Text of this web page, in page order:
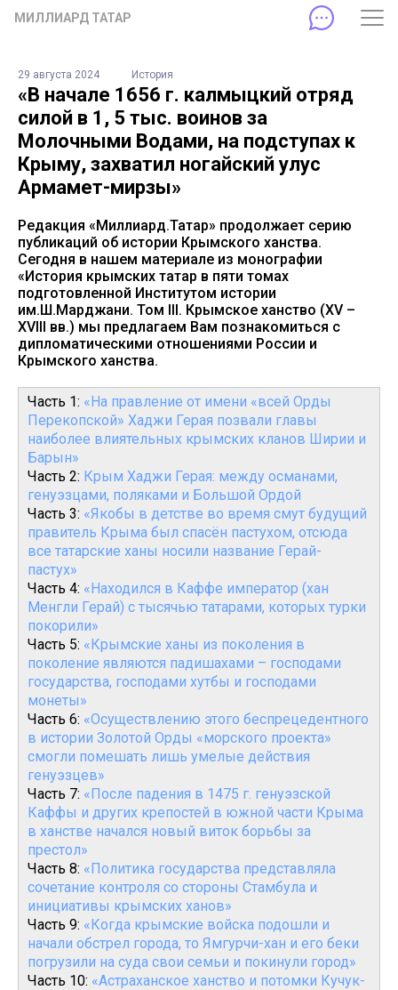
МИЛЛИАРД ТАТАР
29 августа 2024 История
«В начале 1656 г. калмыцкий отряд
силой в 1, 5 тыс. воинов за
Молочными Водами, на подступах к
Крыму, захватил ногайский улус
Армамет-мирзы»
Редакция «Миллиард.Татар» продолжает серию
публикаций об истории Крымского ханства.
Сегодня в нашем материале из монографии
«История крымских татар в пяти томах
подготовленной Институтом истории
им.Ш.Марджани. Том III. Крымское ханство (XV –
XVIII вв.) мы предлагаем Вам познакомиться с
дипломатическими отношениями России и
Крымского ханства.
Часть 1: «На правление от имени «всей Орды
Перекопской» Хаджи Герая позвали главы
наиболее влиятельных крымских кланов Ширии и
Барын»
Часть 2: Крым Хаджи Герая: между османами,
генуэзцами, поляками и Большой Ордой
Часть 3: «Якобы в детстве во время смут будущий
правитель Крыма был спасён пастухом, отсюда
все татарские ханы носили название Герай-
пастух»
Часть 4: «Находился в Каффе император (хан
Менгли Герай) с тысячью татарами, которых турки
покорили»
Часть 5: «Крымские ханы из поколения в
поколение являются падишахами – господами
государства, господами хутбы и господами
монеты»
Часть 6: «Осуществлению этого беспрецедентного
в истории Золотой Орды «морского проекта»
смогли помешать лишь умелые действия
генуэзцев»
Часть 7: «После падения в 1475 г. генуэзской
Каффы и других крепостей в южной части Крыма
в ханстве начался новый виток борьбы за
престол»
Часть 8: «Политика государства представляла
сочетание контроля со стороны Стамбула и
инициативы крымских ханов»
Часть 9: «Когда крымские войска подошли и
начали обстрел города, то Ямгурчи-хан и его беки
погрузили на суда свои семьи и покинули город»
Часть 10: «Астраханское ханство и потомки Кучук-